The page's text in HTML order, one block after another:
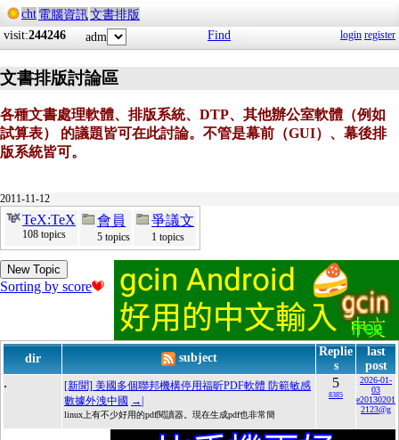
cht 電腦資訊文書排版
visit:244246 adm Find login register
文書排版討論區
各種文書處理軟體、排版系統、DTP、其他辦公室軟體（例如
試算表） 的議題皆可在此討論。不管是幕前（GUI）、幕後排
版系統皆可。
2011-11-12
TeX:TeX
108 topics
會員
5 topics
爭議文
1 topics
New Topic
Sorting by score
dir subject
Replie
s
last
post
.
[新聞] 美國多個聯邦機構停用福昕PDF軟體 防範敏感
數據外洩中國 →|
linux上有不少好用的pdf閱讀器。現在生成pdf也非常簡
5
8385
2026-01-
03
e20130201
2123@g